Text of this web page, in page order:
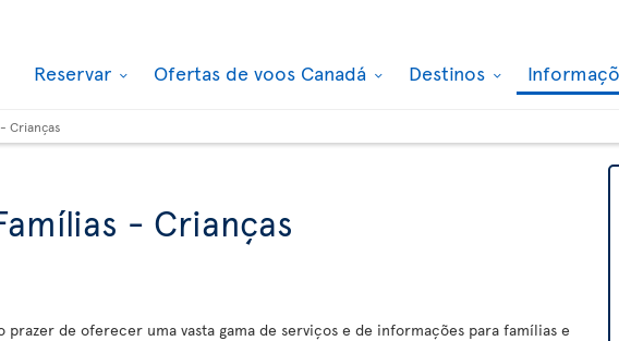
Reservar Ofertas de voos Canadá Destinos
Crianças
- Crianças
prazer de oferecer uma vasta gama de serviços e de informações para famílias e